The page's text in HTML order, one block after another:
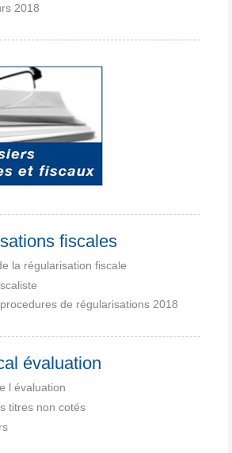
2018
fiscales
la régularisation fiscale
de régularisations 2018
évaluation
l évaluation
titres non cotés